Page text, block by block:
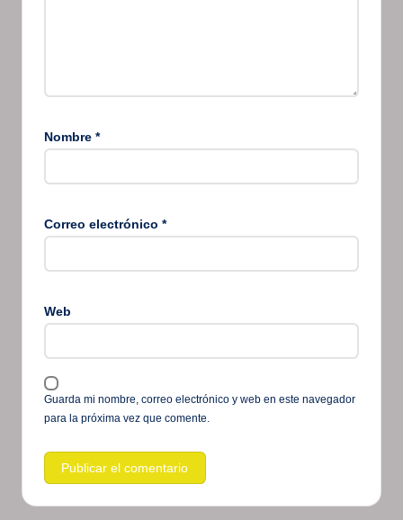
Nombre *
Correo electrónico *
Web
Guarda mi nombre, correo electrónico y web en este navegador
para la próxima vez que comente.